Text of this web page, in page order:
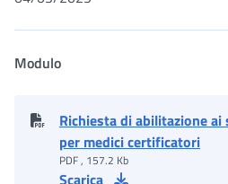
Modulo
Richiesta di abilitazione
per medici certificatori
PDF , 157.2 Kb
Scarica